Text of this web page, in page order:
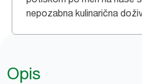
nepozabna kulinarična
Opis